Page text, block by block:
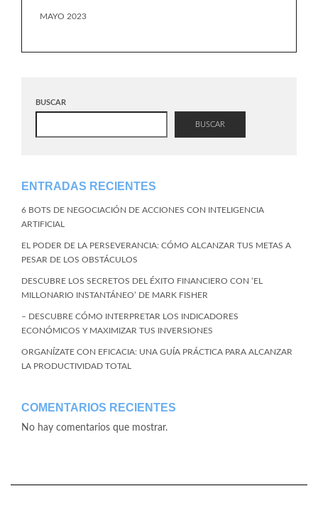
MAYO 2023
BUSCAR
BUSCAR
ENTRADAS RECIENTES
6 BOTS DE NEGOCIACIÓN DE ACCIONES CON INTELIGENCIA
ARTIFICIAL
EL PODER DE LA PERSEVERANCIA: CÓMO ALCANZAR TUS METAS A
PESAR DE LOS OBSTÁCULOS
DESCUBRE LOS SECRETOS DEL ÉXITO FINANCIERO CON ‘EL
MILLONARIO INSTANTÁNEO’ DE MARK FISHER
– DESCUBRE CÓMO INTERPRETAR LOS INDICADORES
ECONÓMICOS Y MAXIMIZAR TUS INVERSIONES
ORGANÍZATE CON EFICACIA: UNA GUÍA PRÁCTICA PARA ALCANZAR
LA PRODUCTIVIDAD TOTAL
COMENTARIOS RECIENTES
No hay comentarios que mostrar.